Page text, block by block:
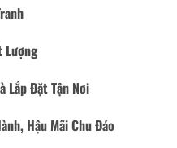
Lượng
Lắp Đặt Tận Nơi
Hậu Mãi Chu Đáo